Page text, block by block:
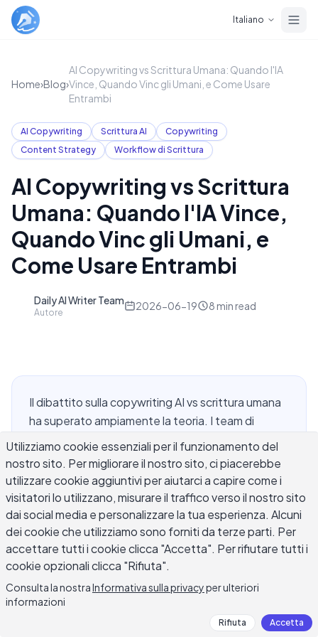
Italiano
Home›Blog›
AI Copywriting vs Scrittura Umana: Quando l'IA
Vince, Quando Vinc gli Umani, e Come Usare
Entrambi
AI Copywriting Scrittura AI
Copywriting
Content Strategy
Workflow di Scrittura
AI Copywriting vs Scrittura
Umana: Quando l'IA Vince,
Quando Vinc gli Umani, e
Come Usare Entrambi
Daily AI Writer Team
Autore
2026-06-19 8 min read
Il dibattito sulla copywriting AI vs scrittura umana
ha superato ampiamente la teoria. I team di
marketing, i creator indipendenti e gli strateghi di
contenuti ora usano strumenti di IA insieme ai
copywriter umani ogni giorno, e la domanda si è
spostata da se l'IA può scrivere a quando
dovrebbe scrivere e quando non dovrebbe.
Questo articolo traccia quella linea direttamente:
dove la copywriting AI ha veri vantaggi rispetto
alla stesura umana, dove i copywriter umani
producono ancora lavori migliori, e come costruire
un workflow ibrido che costantemente supera
Utilizziamo cookie essenziali per il funzionamento del
nostro sito. Per migliorare il nostro sito, ci piacerebbe
utilizzare cookie aggiuntivi per aiutarci a capire come i
visitatori lo utilizzano, misurare il traffico verso il nostro sito
dai social media e personalizzare la tua esperienza. Alcuni
dei cookie che utilizziamo sono forniti da terze parti. Per
accettare tutti i cookie clicca "Accetta". Per rifiutare tutti i
cookie opzionali clicca "Rifiuta".
Consulta la nostraInformativa sulla privacyper ulteriori
informazioni
Rifiuta Accetta